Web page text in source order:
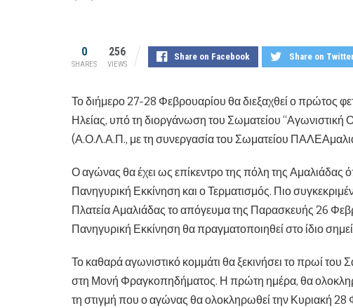
0
SHARES
256
VIEWS
Share on Facebook Share on
Το διήμερο 27-28 Φεβρουαρίου θα διεξαχθεί ο πρώτος
Ηλείας, υπό τη διοργάνωση του Σωματείου
(Α.Ο.Λ.Α.Π., με τη συνεργασία του Σωματείου
Ο αγώνας θα έχει ως επίκεντρο της πόλη της Αμαλιάδας
Πανηγυρική Εκκίνηση και ο Τερματισμός. Πιο
Πλατεία Αμαλιάδας το απόγευμα της Παρασκευής 26
Πανηγυρική Εκκίνηση θα πραγματοποιηθεί στο ίδιο
Το καθαρά αγωνιστικό κομμάτι θα ξεκινήσει το πρωί
στη Μονή Φραγκοπηδήματος. Η πρώτη ημέρα, θα
τη στιγμή που ο αγώνας θα ολοκληρωθεί την Κυριακή 28